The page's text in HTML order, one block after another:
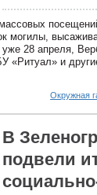
могилы,
28 апреля,
«Ритуал» и
Окружная
В
подвели